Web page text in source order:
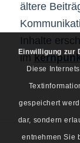
ältere
Inhalte
im
Einwilligung zur
Diese
gespeichert
dar, sondern
entnehmen Sie